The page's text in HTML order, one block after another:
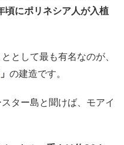
頃にポリネシア人が入植
として最も有名なのが、
」 の建造です。
ター島と聞けば、モアイ